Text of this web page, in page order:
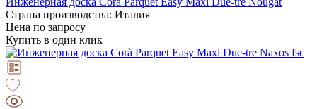
Страна производства: Италия
Цена по запросу
Купить в один клик